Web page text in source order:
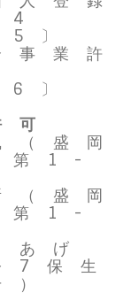
〕
事業許
〕
可
（盛岡
第1-
（盛岡
第1-
あげ
7保生